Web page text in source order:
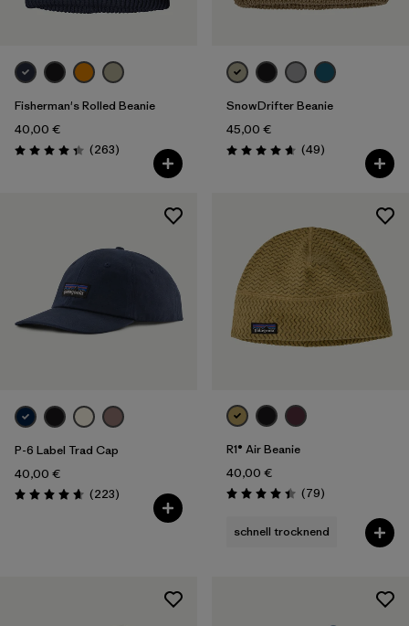
Fisherman's Rolled Beanie
40,00 €
Bewertung: 4.3 / 5
(263Rezensionen
)
SnowDrifter Beanie
45,00 €
Bewertung: 4.7 / 5
(49Rezensionen
)
P-6 Label Trad Cap
40,00 €
Bewertung: 4.7 / 5
(223Rezensionen
)
R1® Air Beanie
40,00 €
Bewertung: 4.4 / 5
(79Rezensionen
)
schnell trocknend